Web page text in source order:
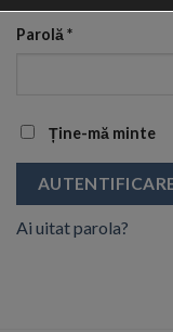
Parolă*
Ține-mă minte
Ai uitat parola?